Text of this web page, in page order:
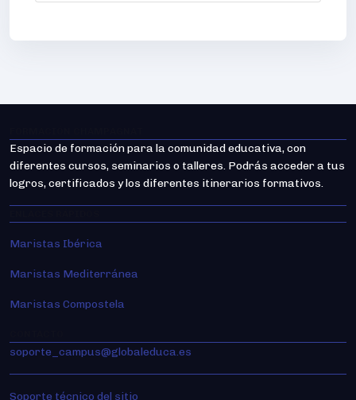
Espacio de formación para la comunidad educativa, con
diferentes cursos, seminarios o talleres. Podrás acceder a tus
logros, certificados y los diferentes itinerarios formativos.
Maristas Ibérica
Maristas Mediterránea
Maristas Compostela
soporte_campus@globaleduca.es
Soporte técnico del sitio